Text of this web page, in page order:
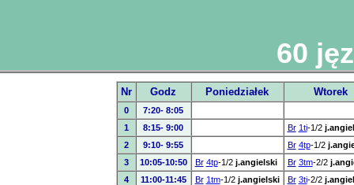
60
Nr Godz Poniedziałek Wtorek
0
7:20- 8:05
1
8:15- 9:00 Br 1ti-1/2
2
9:10- 9:55 Br 4tp-1/2
3
10:05-10:50 Br 4tp-1/2 j.angielski Br 3tm-2/2
4
11:00-11:45 Br 1tm-1/2 j.angielski Br 3ti-2/2